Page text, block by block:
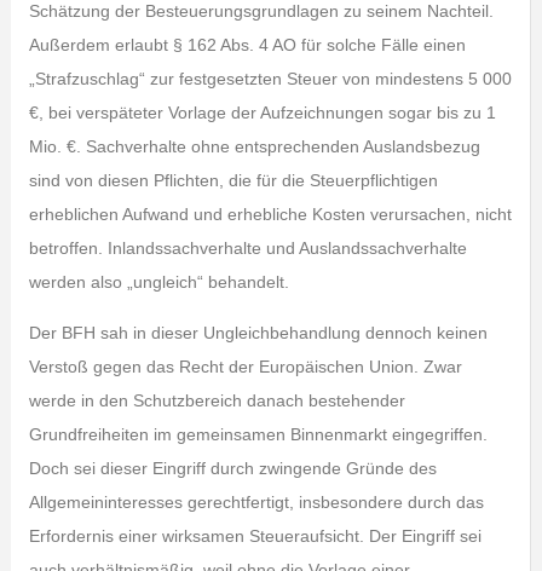
Schätzung der Besteuerungsgrundlagen zu seinem Nachteil.
Außerdem erlaubt § 162 Abs. 4 AO für solche Fälle einen
„Strafzuschlag“ zur festgesetzten Steuer von mindestens 5 000
€, bei verspäteter Vorlage der Aufzeichnungen sogar bis zu 1
Mio. €. Sachverhalte ohne entsprechenden Auslandsbezug
sind von diesen Pflichten, die für die Steuerpflichtigen
erheblichen Aufwand und erhebliche Kosten verursachen, nicht
betroffen. Inlandssachverhalte und Auslandssachverhalte
werden also „ungleich“ behandelt.
Der BFH sah in dieser Ungleichbehandlung dennoch keinen
Verstoß gegen das Recht der Europäischen Union. Zwar
werde in den Schutzbereich danach bestehender
Grundfreiheiten im gemeinsamen Binnenmarkt eingegriffen.
Doch sei dieser Eingriff durch zwingende Gründe des
Allgemeininteresses gerechtfertigt, insbesondere durch das
Erfordernis einer wirksamen Steueraufsicht. Der Eingriff sei